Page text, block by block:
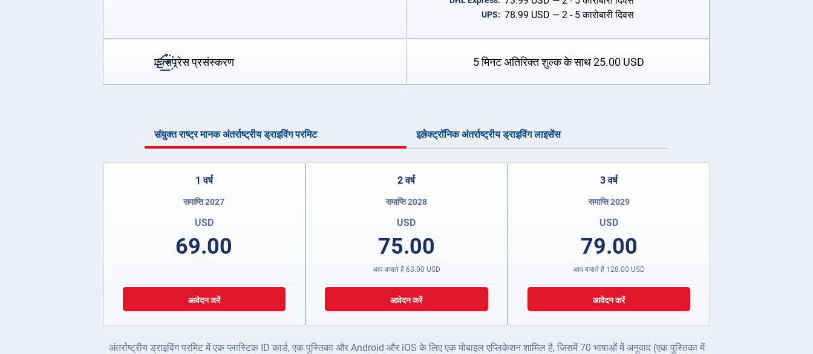
UPS: 78.99 USD — 2 - 5 कारोबारी दिवस
एक्सप्रेस प्रसंस्करण 5 मिनट अतिरिक्त शुल्क के साथ25.00 USD
संयुक्त राष्ट्र मानक अंतर्राष्ट्रीय ड्राइविंग परमिट इलेक्ट्रॉनिक अंतर्राष्ट्रीय ड्राइविंग लाइसेंस
1 वर्ष
समाप्ति 2027
USD
69.00
आवेदन करें
2 वर्ष
समाप्ति 2028
USD
75.00
आप बचाते हैं 63.00 USD
आवेदन करें
3 वर्ष
समाप्ति 2029
USD
79.00
आप बचाते हैं 128.00 USD
आवेदन करें
अंतर्राष्ट्रीय ड्राइविंग परमिट में एक प्लास्टिक ID कार्ड, एक पुस्तिका और Android और iOS के लिए एक मोबाइल एप्लिकेशन शामिल है, जिसमें 70 भाषाओं में अनुवाद (एक पुस्तिका में